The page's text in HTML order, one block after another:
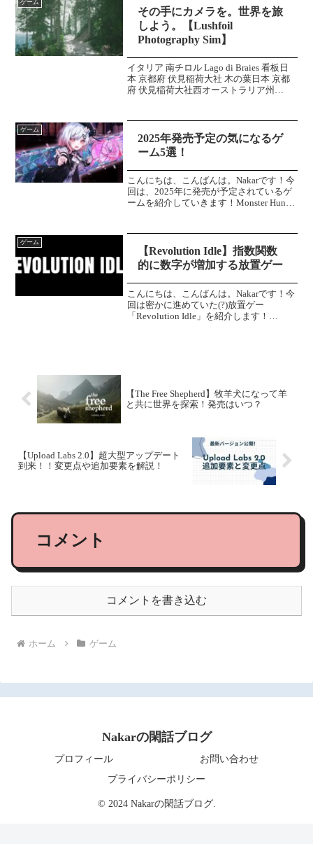
エージェント...
ゲーム
その手にカメラを。世界を旅
しよう。【Lushfoil
Photography Sim】
イタリア 南チロル Lago di Braies 看板日
本 京都府 伏見稲荷大社 木の葉日本 京都
府 伏見稲荷大社西オーストラリア州
ゲーム
2025年発売予定の気になるゲ
ーム5選！
こんにちは、こんばんは。Nakarです！今
回は、2025年に発売が予定されているゲ
ームを紹介していきます！Monster Hunter
に...
ゲーム
【Revolution Idle】指数関数
的に数字が増加する放置ゲー
こんにちは、こんばんは。Nakarです！今
回は密かに進めていた(?)放置ゲー
「Revolution Idle」を紹介します！
【The Free Shepherd】牧羊犬になって羊
と共に世界を探索！発売はいつ？
【Upload Labs 2.0】超大型アップデート
到来！！変更点や追加要素を解説！
コメント
コメントを書き込む
ホーム ゲーム
Nakarの閑話ブログ
プロフィール
お問い合わせ
プライバシーポリシー
© 2024 Nakarの閑話ブログ.